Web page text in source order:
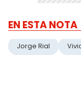
EN ESTA NOTA
Jorge Rial